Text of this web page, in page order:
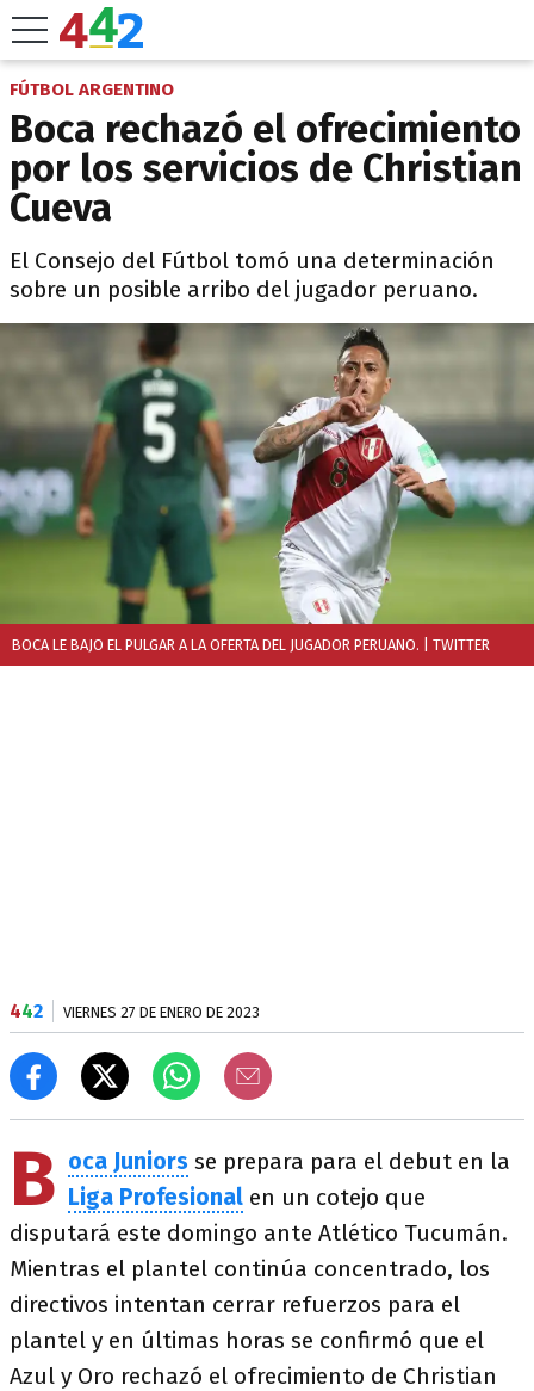
FÚTBOL ARGENTINO
Boca rechazó el ofrecimiento
por los servicios de Christian
Cueva
El Consejo del Fútbol tomó una determinación
sobre un posible arribo del jugador peruano.
BOCA LE BAJO EL PULGAR A LA OFERTA DEL JUGADOR PERUANO. | TWITTER
442 VIERNES 27 DE ENERO DE 2023
B oca Juniors se prepara para el debut en la
Liga Profesional en un cotejo que
disputará este domingo ante Atlético Tucumán.
Mientras el plantel continúa concentrado, los
directivos intentan cerrar refuerzos para el
plantel y en últimas horas se confirmó que el
Azul y Oro rechazó el ofrecimiento de Christian